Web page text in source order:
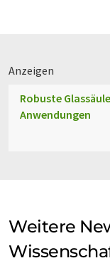
Anzeigen
Robuste
Anwendungen
Weitere